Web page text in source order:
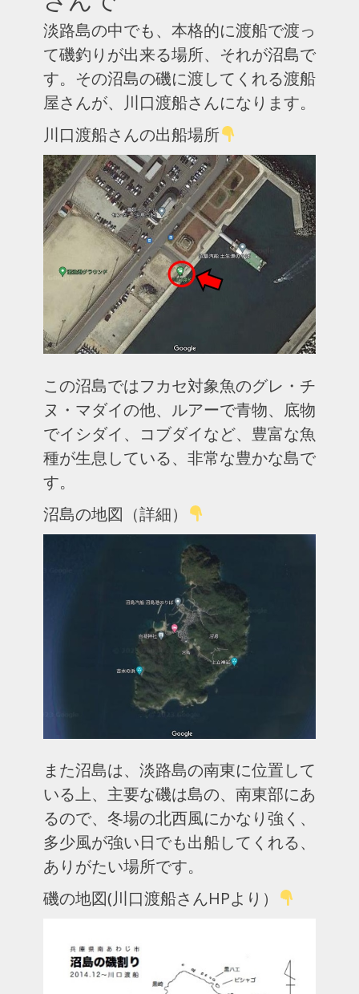
淡路島の中でも、本格的に渡船で渡っ
て磯釣りが出来る場所、それが沼島で
す。その沼島の磯に渡してくれる渡船
屋さんが、川口渡船さんになります。
川口渡船さんの出船場所
この沼島ではフカセ対象魚のグレ・チ
ヌ・マダイの他、ルアーで青物、底物
でイシダイ、コブダイなど、豊富な魚
種が生息している、非常な豊かな島で
す。
沼島の地図（詳細）
また沼島は、淡路島の南東に位置して
いる上、主要な磯は島の、南東部にあ
るので、冬場の北西風にかなり強く、
多少風が強い日でも出船してくれる、
ありがたい場所です。
磯の地図(川口渡船さんHPより）